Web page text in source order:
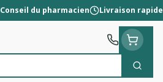
Conseil du pharmacien Livraison rapide